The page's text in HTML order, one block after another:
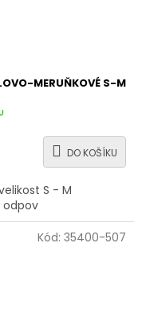
MERUŇKOVÉ S-M
DO KOŠÍKU
S - M
odpov
Kód: 35400-507